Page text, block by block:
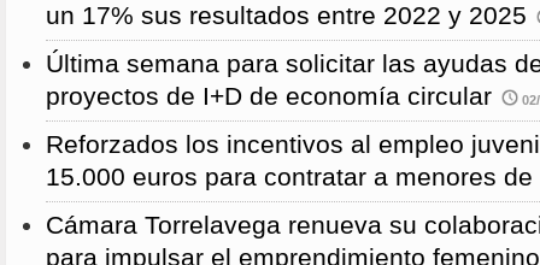
un 17% sus resultados entre 2022 y 2025
Última semana para solicitar las ayudas
proyectos de I+D de economía circular
Reforzados los incentivos al empleo
15.000 euros para contratar a menores
Cámara Torrelavega renueva su
para impulsar el emprendimiento femenino